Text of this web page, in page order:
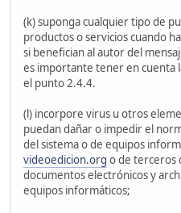
(k) suponga cualquier tipo de
productos o servicios cuando
si benefician al autor del
es importante tener en cuenta
el punto 2.4.4.
(l) incorpore virus u otros
puedan dañar o impedir el
del sistema o de equipos
videoedicion.org o de terceros
documentos electrónicos y
equipos informáticos;